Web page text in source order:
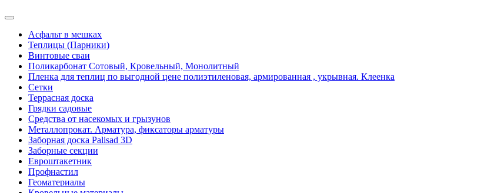
Асфальт в мешках
Теплицы (Парники)
Винтовые сваи
Поликарбонат Сотовый, Кровельный, Монолитный
Пленка для теплиц по выгодной цене полиэтиленовая, армированная , укрывная. Клеенка
Сетки
Террасная доска
Грядки садовые
Средства от насекомых и грызунов
Металлопрокат. Арматура, фиксаторы арматуры
Заборная доска Palisad 3D
Заборные секции
Евроштакетник
Профнастил
Геоматериалы